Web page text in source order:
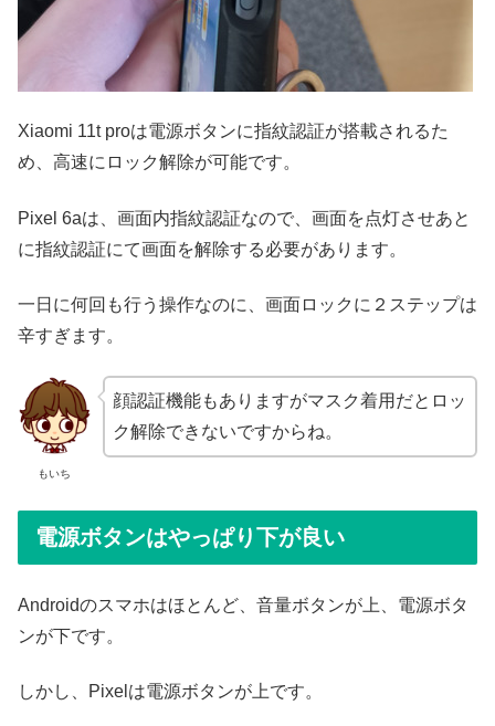
Xiaomi 11t proは電源ボタンに指紋認証が搭載されるた
め、高速にロック解除が可能です。
Pixel 6aは、画面内指紋認証なので、画面を点灯させあと
に指紋認証にて画面を解除する必要があります。
一日に何回も行う操作なのに、画面ロックに２ステップは
辛すぎます。
もいち
顔認証機能もありますがマスク着用だとロッ
ク解除できないですからね。
電源ボタンはやっぱり下が良い
Androidのスマホはほとんど、音量ボタンが上、電源ボタ
ンが下です。
しかし、Pixelは電源ボタンが上です。